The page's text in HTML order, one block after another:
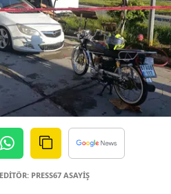
EDİTÖR: PRESS67 ASAYİŞ